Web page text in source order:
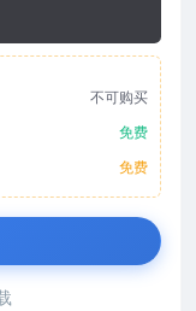
不可购买
免费
免费